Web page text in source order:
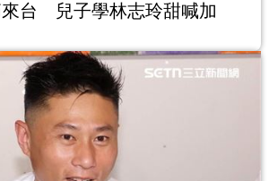
來台 兒子學林志玲甜喊加